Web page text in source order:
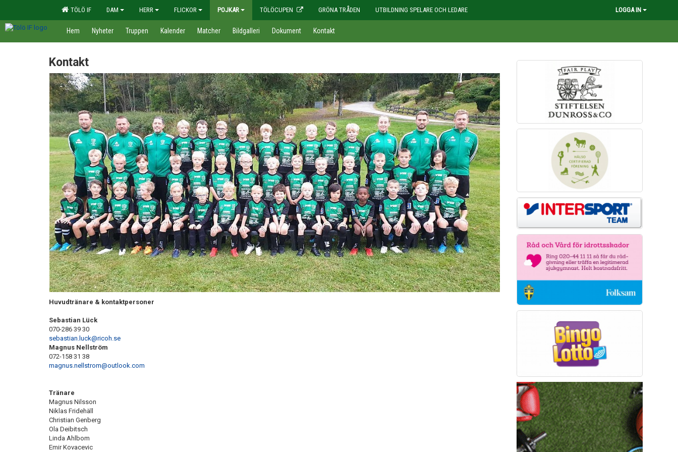
TÖLÖ IF DAM HERR FLICKOR POJKAR TÖLÖCUPEN GRÖNA TRÅDEN UTBILDNING SPELARE OCH LEDARE LOGGA IN
Hem Nyheter Truppen Kalender Matcher Bildgalleri Dokument Kontakt
Kontakt
Huvudtränare & kontaktpersoner
Sebastian Lück
070-286 39 30
sebastian.luck@ricoh.se
Magnus Nellström
072-158 31 38
magnus.nellstrom@outlook.com
Tränare
Magnus Nilsson
Niklas Fridehäll
Christian Genberg
Ola Deibitsch
Linda Ahlbom
Emir Kovacevic